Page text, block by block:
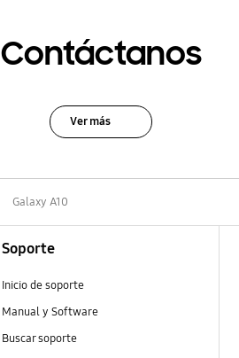
Contáctanos
Ver más
Galaxy A10
Soporte
Inicio de soporte
Manual y Software
Buscar soporte